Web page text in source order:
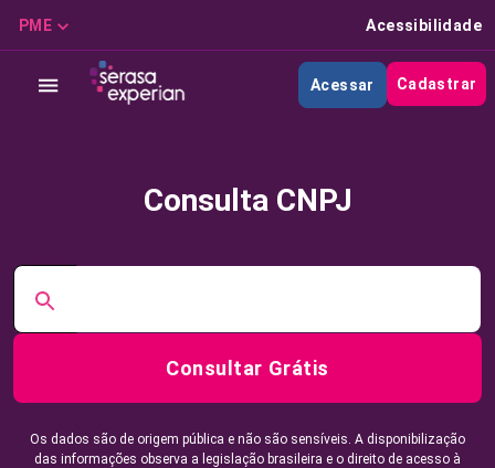
PME Acessibilidade
Acessar Cadastrar
Consulta CNPJ
Consultar Grátis
Os dados são de origem pública e não são sensíveis. A disponibilização
das informações observa a legislação brasileira e o direito de acesso à